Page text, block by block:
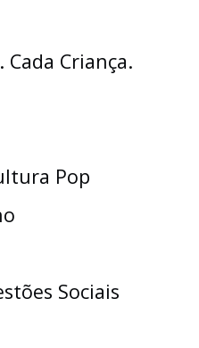
Criança.
Pop
Sociais